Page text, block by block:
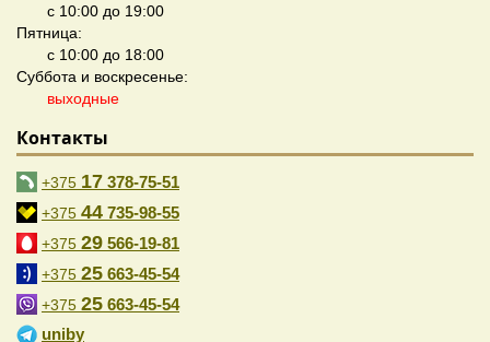
с 10:00 до 19:00
Пятница:
с 10:00 до 18:00
Суббота и воскресенье:
выходные
Контакты
+375 17 378-75-51
+375 44 735-98-55
+375 29 566-19-81
+375 25 663-45-54
+375 25 663-45-54
uniby